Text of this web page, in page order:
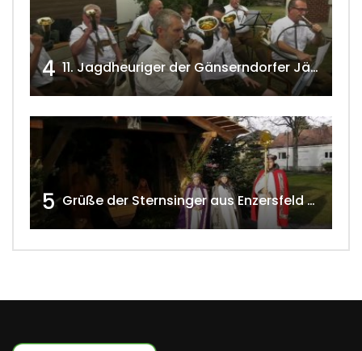
4 11. Jagdheuriger der Gänserndorfer Jäger 2020 w4tv166
5 Grüße der Sternsinger aus Enzersfeld – Klein-Engersdorf 2021 w4tv169